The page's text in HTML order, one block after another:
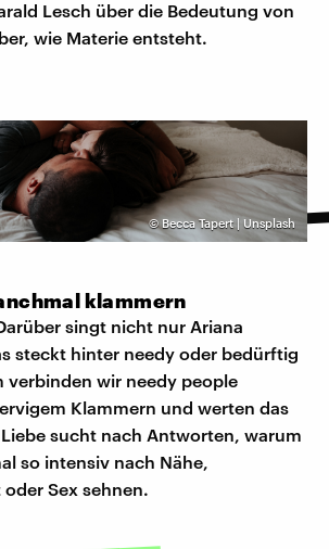
Lesch über die Bedeutung von
wie Materie entsteht.
©Becca Tapert | Unsplash
klammern
singt nicht nur Ariana
steckt hinter needy oder bedürftig
verbinden wir needy people
Klammern und werten das
sucht nach Antworten, warum
so intensiv nach Nähe,
Sex sehnen.